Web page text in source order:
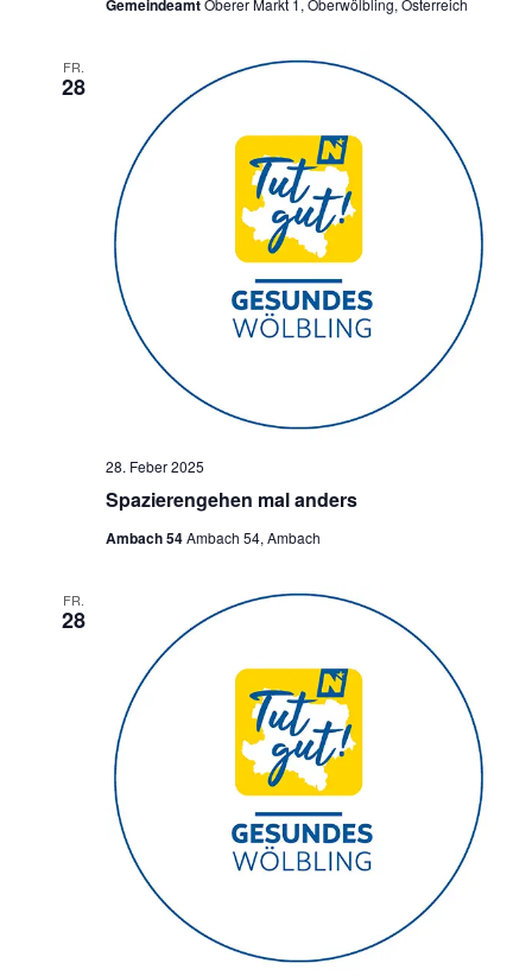
GemeindeamtOberer Markt 1, Oberwölbling, Österreich
FR.
28
Spazierengehen mal anders
28. Feber 2025
Ambach 54Ambach 54, Ambach
FR.
28